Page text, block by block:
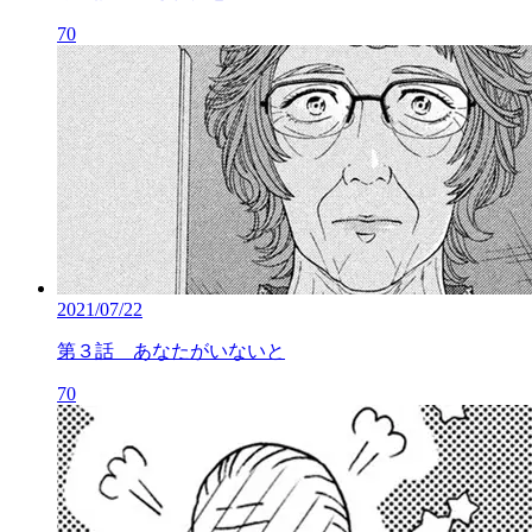
70
2021/07/22
第３話 あなたがいないと
70